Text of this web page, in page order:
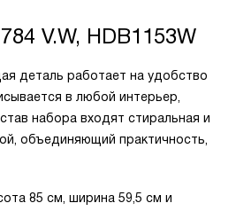
V.W, HDB1153W
деталь работает на удобство
в любой интерьер,
набора входят стиральная и
объединяющий практичность,
85 см, ширина 59,5 см и